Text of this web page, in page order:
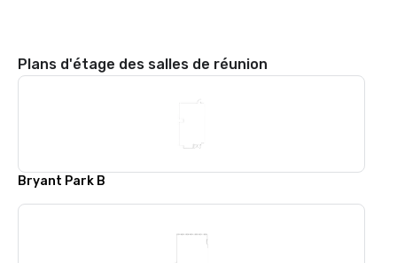
Plans d'étage des salles de réunion
Bryant Park B